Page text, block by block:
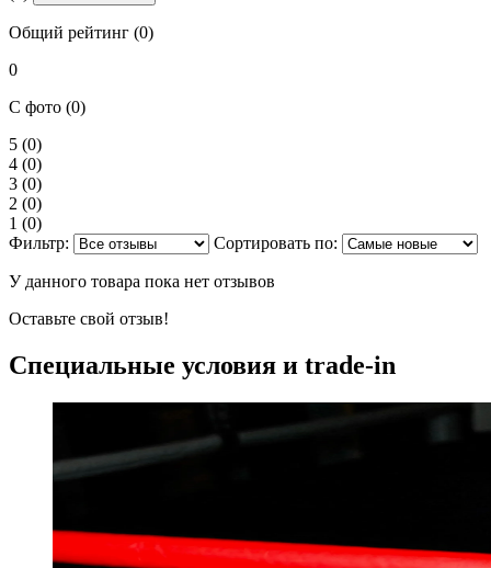
Общий рейтинг (0)
0
С фото (0)
5 (0)
4 (0)
3 (0)
2 (0)
1 (0)
Фильтр:
Сортировать по:
У данного товара пока нет отзывов
Оставьте свой отзыв!
Специальные условия и trade-in